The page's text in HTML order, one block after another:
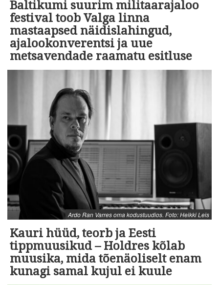
Baltikumi suurim militaarajaloo
festival toob Valga linna
mastaapsed näidislahingud,
ajalookonverentsi ja uue
metsavendade raamatu esitluse
Ardo Ran Varres oma kodustuudios. Foto: Heikki Leis
Kauri hüüd, teorb ja Eesti
tippmuusikud – Holdres kõlab
muusika, mida tõenäoliselt enam
kunagi samal kujul ei kuule